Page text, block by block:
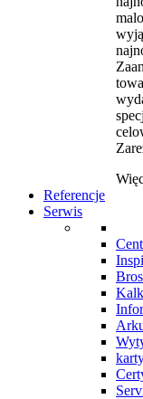
Referencje
Serwis